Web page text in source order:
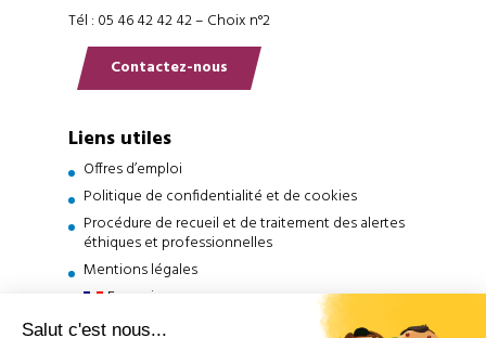
Tél : 05 46 42 42 42 – Choix n°2
Contactez-nous
Liens utiles
Offres d’emploi
Politique de confidentialité et de cookies
Procédure de recueil et de traitement des alertes
éthiques et professionnelles
Mentions légales
Français
English